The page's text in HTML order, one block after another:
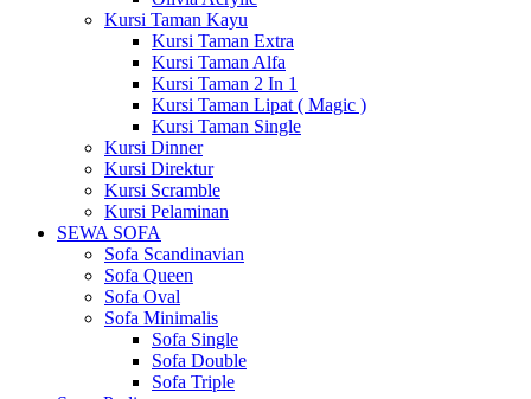
Kursi Taman Kayu
Kursi Taman Extra
Kursi Taman Alfa
Kursi Taman 2 In 1
Kursi Taman Lipat ( Magic )
Kursi Taman Single
Kursi Dinner
Kursi Direktur
Kursi Scramble
Kursi Pelaminan
SEWA SOFA
Sofa Scandinavian
Sofa Queen
Sofa Oval
Sofa Minimalis
Sofa Single
Sofa Double
Sofa Triple